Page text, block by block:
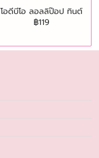
โอดีบีโอ ลอลลิป๊อป ทินต์
฿119